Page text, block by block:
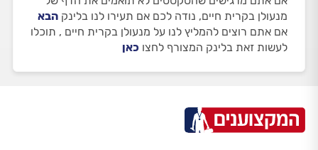
מנעולן בקרית חיים, נודה לכם אם תעירו לנו בלינק הבא
אם אתם רוצים להמליץ לנו על מנעולן בקרית חיים , תוכלו
לעשות זאת בלינק המצורף לחצו כאן